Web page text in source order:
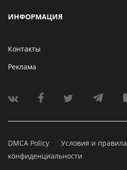
ИНФОРМАЦИЯ
Контакты
Реклама
DMCA Policy Условия и правила
конфиденциальности